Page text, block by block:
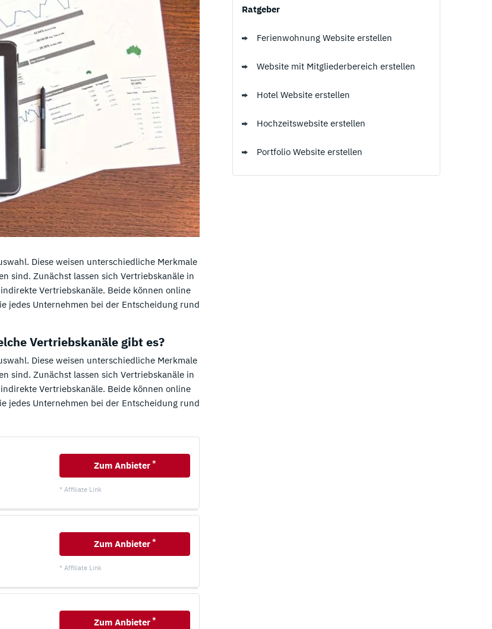
Diese weisen unterschiedliche Merkmale
sind. Zunächst lassen sich Vertriebskanäle in
Vertriebskanäle. Beide können online
jedes Unternehmen bei der Entscheidung rund
Vertriebskanäle gibt es?
Diese weisen unterschiedliche Merkmale
sind. Zunächst lassen sich Vertriebskanäle in
Vertriebskanäle. Beide können online
jedes Unternehmen bei der Entscheidung rund
Zum Anbieter *
* Affiliate Link
Zum Anbieter *
* Affiliate Link
Zum Anbieter *
Ratgeber
Ferienwohnung Website erstellen
Website mit Mitgliederbereich erstellen
Hotel Website erstellen
Hochzeitswebsite erstellen
Portfolio Website erstellen